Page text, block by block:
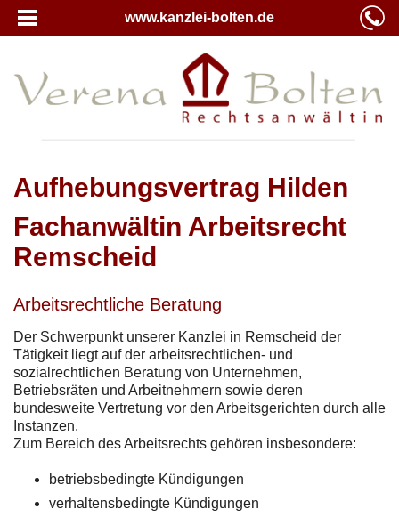
www.kanzlei-bolten.de
Aufhebungsvertrag Hilden
Fachanwältin Arbeitsrecht
Remscheid
Arbeitsrechtliche Beratung
Der Schwerpunkt unserer Kanzlei in Remscheid der
Tätigkeit liegt auf der arbeitsrechtlichen- und
sozialrechtlichen Beratung von Unternehmen,
Betriebsräten und Arbeitnehmern sowie deren
bundesweite Vertretung vor den Arbeitsgerichten durch alle
Instanzen.
Zum Bereich des Arbeitsrechts gehören insbesondere:
betriebsbedingte Kündigungen
verhaltensbedingte Kündigungen